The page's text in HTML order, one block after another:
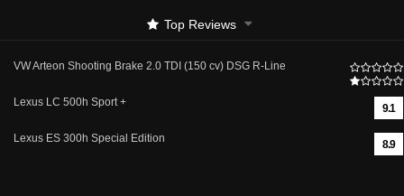
Top Reviews
VW Arteon Shooting Brake 2.0 TDI (150 cv) DSG R-Line
9.1
Lexus LC 500h Sport +
8.9
Lexus ES 300h Special Edition